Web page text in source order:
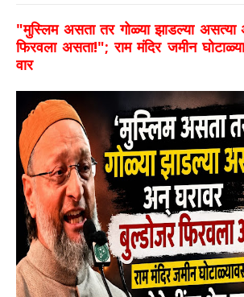
​"मुस्लिम असता तर गोळ्या झाडल्या असत्या
फिरवला असता!"; राम मंदिर जमीन
वार